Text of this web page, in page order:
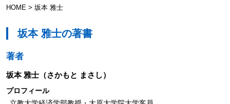
HOME> 坂本 雅士
坂本 雅士の著書
著者
坂本 雅士（さかもと まさし）
プロフィール